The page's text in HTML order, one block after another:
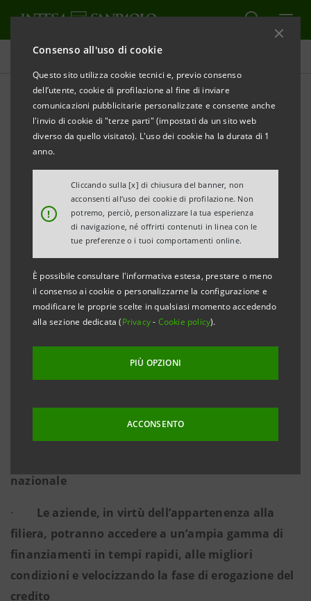
Consenso all'uso di cookie
Questo sito utilizza cookie tecnici e, previo consenso
dell’utente, cookie di profilazione al fine di inviare
comunicazioni pubblicitarie personalizzate e consente anche
l'invio di cookie di "terze parti" (impostati da un sito web
diverso da quello visitato). L'uso dei cookie ha la durata di 1
anno.
!
Cliccando sulla [x] di chiusura del banner, non
acconsenti all’uso dei cookie di profilazione. Non
potremo, perciò, personalizzare la tua esperienza
di navigazione, né offrirti contenuti in linea con le
tue preferenze o i tuoi comportamenti online.
È possibile consultare l'informativa estesa, prestare o meno
il consenso ai cookie o personalizzarne la configurazione e
modificare le proprie scelte in qualsiasi momento accedendo
alla sezione dedicata (Privacy- Cookie policy).
PIÙ OPZIONI
ACCONSENTO
Comunicati stampa
STAMPA AGGIORNA
COMUNICATO STAMPA
INTESA SANPAOLO E MERLO SPA: INSIEME PER IL
SOSTEGNO ALLE IMPRESE DELLA FILIERA E DEI
TERRITORI PER SUPERARE LA CRISI COVID-19
UN PROGETTO CONGIUNTO PER LA RIPARTENZA
DEI FORNITORI E DEI CLIENTI DELL’AZIENDA LEADER
MONDIALE NEL SETTORE DEI SOLLEVATORI
TELESCOPICI
·Benefici immediati per circa 500 aziende
nazionale
· Le aziende, in virtù dell’appartenenza alla
filiera, potranno accedere a un’ampia gamma di
finanziamenti in tempi rapidi, alle migliori
condizioni e velocizzando la fase di erogazione del
credito